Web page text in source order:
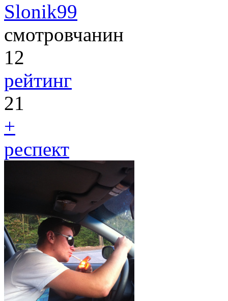
Slonik99
смотровчанин
12
рейтинг
21
+
респект